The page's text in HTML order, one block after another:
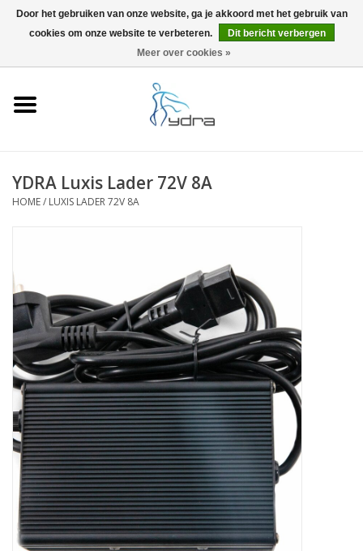
0 Artikelen - €0,00
Blog
YDRA Luxis Lader 72V 8A
HOME/ LUXIS LADER 72V 8A
Door het gebruiken van onze website, ga je akkoord met het gebruik van
cookies om onze website te verbeteren.
Dit bericht verbergen
Meer over cookies »